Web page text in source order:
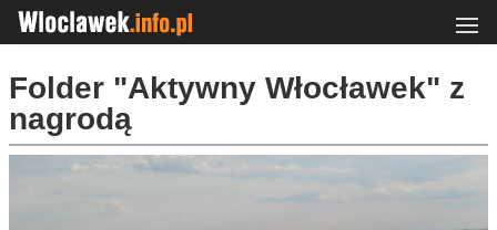
Folder "Aktywny Włocławek" z
nagrodą